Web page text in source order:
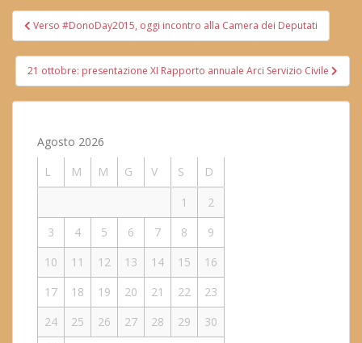
Navigazione
articoli
Verso #DonoDay2015, oggi incontro alla Camera dei Deputati
21 ottobre: presentazione XI Rapporto annuale Arci Servizio Civile
Agosto 2026
L
M M G V S
D
1
2
3
4 5 6 7 8
9
10
11 12 13 14 15
16
17
18 19 20 21 22
23
24
25 26 27 28 29
30